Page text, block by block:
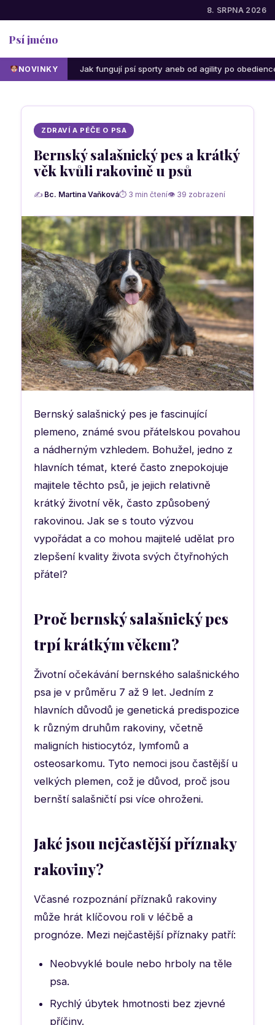
8. SRPNA 2026
Psí jméno
NOVINKYJak fungují psí sporty aneb od agility po obedience: Která
ZDRAVÍ A PÉČE O PSA
Bernský salašnický pes a krátký
věk kvůli rakovině u psů
✍ Bc. Martina Vaňková⏱ 3 min čtení👁 39 zobrazení
Bernský salašnický pes je fascinující
plemeno, známé svou přátelskou povahou
a nádherným vzhledem. Bohužel, jedno z
hlavních témat, které často znepokojuje
majitele těchto psů, je jejich relativně
krátký životní věk, často způsobený
rakovinou. Jak se s touto výzvou
vypořádat a co mohou majitelé udělat pro
zlepšení kvality života svých čtyřnohých
přátel?
Proč bernský salašnický pes
trpí krátkým věkem?
Životní očekávání bernského salašnického
psa je v průměru 7 až 9 let. Jedním z
hlavních důvodů je genetická predispozice
k různým druhům rakoviny, včetně
maligních histiocytóz, lymfomů a
osteosarkomu. Tyto nemoci jsou častější u
velkých plemen, což je důvod, proč jsou
bernští salašničtí psi více ohroženi.
Jaké jsou nejčastější příznaky
rakoviny?
Včasné rozpoznání příznaků rakoviny
může hrát klíčovou roli v léčbě a
prognóze. Mezi nejčastější příznaky patří:
Neobvyklé boule nebo hrboly na těle
psa.
Rychlý úbytek hmotnosti bez zjevné
příčiny.